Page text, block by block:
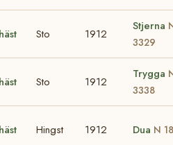
Sto 1912
Stjerna
3329
Sto 1912
Trygga
3338
Hingst 1912 Dua N